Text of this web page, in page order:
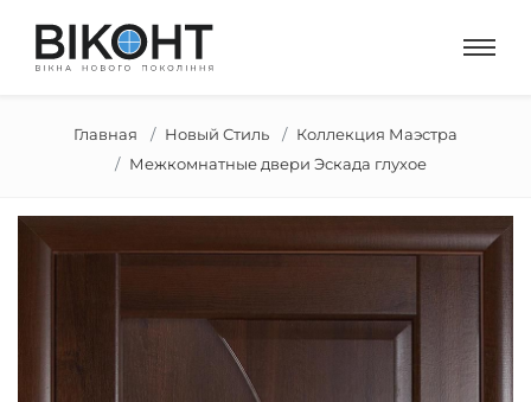
Главная Новый Стиль
Коллекция Маэстра
Межкомнатные двери Эскада глухое